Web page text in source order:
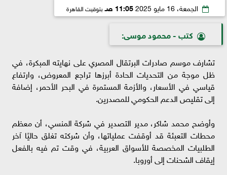
الجمعة، 16 مايو 2025 11:05 صـ بتوقيت القاهرة
كتب - محمود موسى:
تشارف موسم صادرات البرتقال المصري على نهايته المبكرة، في
ظل موجة من التحديات الحادة أبرزها تراجع المعروض، وارتفاع
قياسي في الأسعار، والأزمة المستمرة في البحر الأحمر، إضافة
إلى تقليص الدعم الحكومي للمصدرين.
وأوضح محمد شاكر، مدير التصدير في شركة المنسي، أن معظم
محطات التعبئة قد أوقفت عملياتها، وأن شركته تغلق حاليًا آخر
الطلبيات المخصصة للأسواق العربية، في وقت تم فيه بالفعل
إيقاف الشحنات إلى أوروبا.